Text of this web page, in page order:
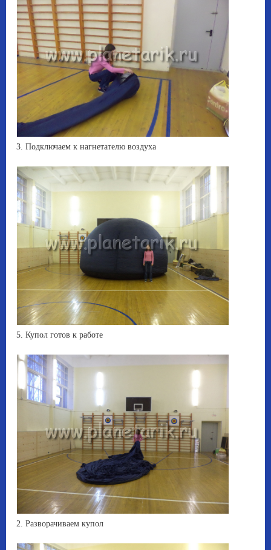
3. Подключаем к нагнетателю воздуха
5. Купол готов к работе
2. Разворачиваем купол